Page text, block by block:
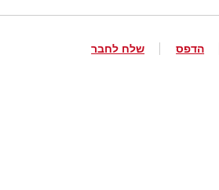
הדפס שלח לחבר